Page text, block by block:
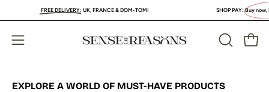
to
content
FREE DELIVERY: UK, FRANCE & DOM-TOM! SHOP PAY:Buy now, PAY
Open
OPEN
EXPLORE A WORLD OF MUST-HAVE PRODUCTS